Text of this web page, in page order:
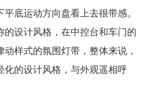
底运动方向盘看上去很带感。
的设计风格，在中控台和车门的
样式的氛围灯带，整体来说，
化的设计风格，与外观遥相呼